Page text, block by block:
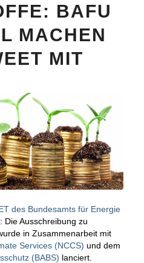
BAFU
MACHEN
MIT
des Bundesamts für Energie
Die Ausschreibung zu
in Zusammenarbeit mit
Services (NCCS) und dem
(BABS) lanciert.